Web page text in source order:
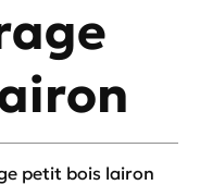
petit bois lairon